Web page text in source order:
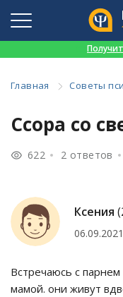
Главная Советы
Ссора со
622 2 ответов
Ксения
06.09.2021
Встречаюсь с парнем
мамой. они живут